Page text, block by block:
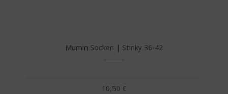
Mumin Socken | Stinky 36-42
10,50 €